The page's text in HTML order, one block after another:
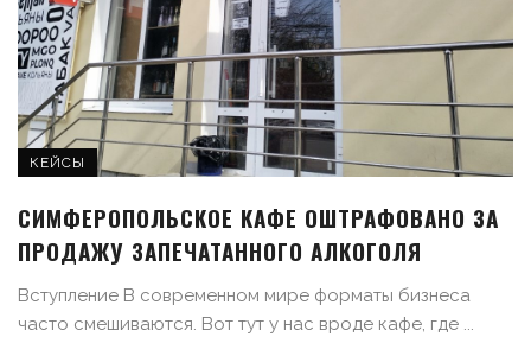
КЕЙСЫ
СИМФЕРОПОЛЬСКОЕ КАФЕ ОШТРАФОВАНО ЗА
ПРОДАЖУ ЗАПЕЧАТАННОГО АЛКОГОЛЯ
Вступление В современном мире форматы бизнеса
часто смешиваются. Вот тут у нас вроде кафе, где ...